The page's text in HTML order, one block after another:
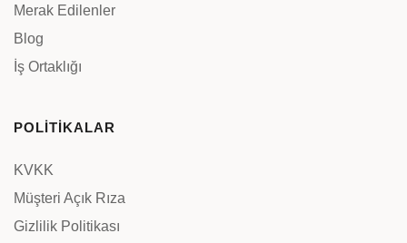
Merak Edilenler
Blog
İş Ortaklığı
POLİTİKALAR
KVKK
Müşteri Açık Rıza
Gizlilik Politikası